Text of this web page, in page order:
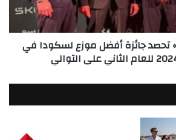
تحصد جائزة أفضل موزع لسكودا في